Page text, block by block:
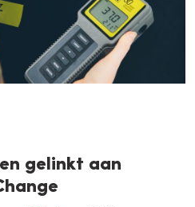
gelinkt aan